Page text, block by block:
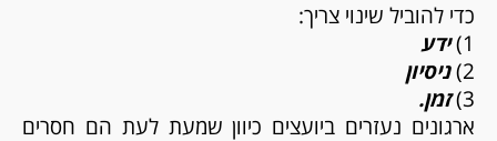
כדי להוביל שינוי צריך:
1) ידע
2) ניסיון
3) זמן.
ארגונים נעזרים ביועצים כיוון שמעת לעת הם חסרים